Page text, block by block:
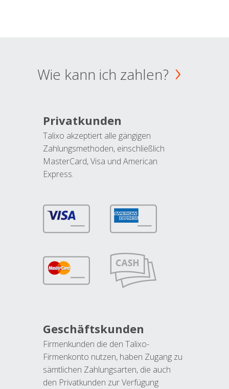
Wie kann ich zahlen?
Privatkunden
Talixo akzeptiert alle gängigen
Zahlungsmethoden, einschließlich
MasterCard, Visa und American
Express.
Geschäftskunden
Firmenkunden die den Talixo-
Firmenkonto nutzen, haben Zugang zu
sämtlichen Zahlungsarten, die auch
den Privatkunden zur Verfügung